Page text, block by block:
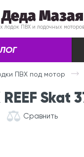
Мазая
лодок ПВХ и лодочных моторов
ПВХ под мотор
Skat
Сравнить